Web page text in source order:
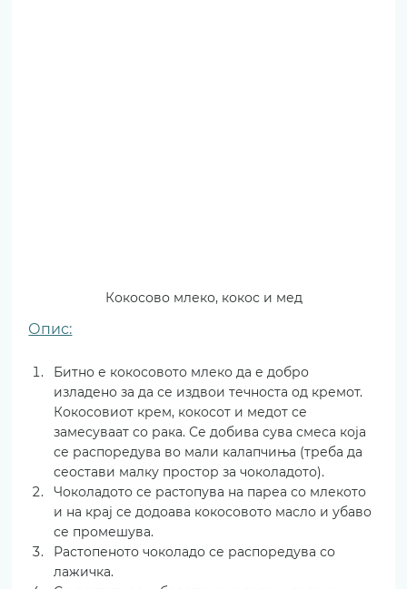
Кокосово млеко, кокос и мед
Опис:
Битно е кокосовото млеко да е добро
изладено за да се издвои течноста од кремот.
Кокосовиот крем, кокосот и медот се
замесуваат со рака. Се добива сува смеса која
се распоредува во мали калапчиња (треба да
сеостави малку простор за чоколадото).
Чоколадото се растопува на пареа со млекото
и на крај се додоава кокосовото масло и убаво
се промешува.
Растопеното чоколадо се распоредува со
лажичка.